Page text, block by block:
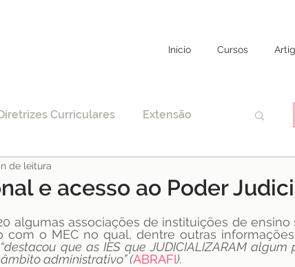
Início Cursos
Curriculares Extensão
Específica
EAD Legislação Educação
e acesso ao Poder
de leitura
algumas associações de instituições de ensino
o MEC no qual, dentre outras
“destacou que as IES que JUDICIALIZARAM algum
administrativo” (ABRAFI).